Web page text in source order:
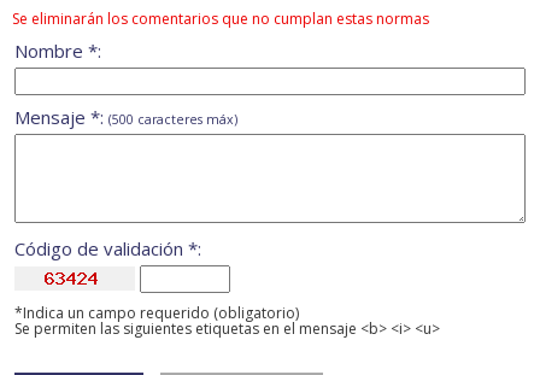
Se eliminarán los comentarios que no cumplan estas normas
Nombre *:
Mensaje *: (500 caracteres máx)
Código de validación *:
*Indica un campo requerido (obligatorio)
Se permiten las siguientes etiquetas en el mensaje <b> <i> <u>